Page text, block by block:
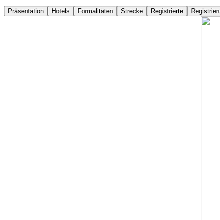
Präsentation Hotels Formalitäten Strecke Registrierte